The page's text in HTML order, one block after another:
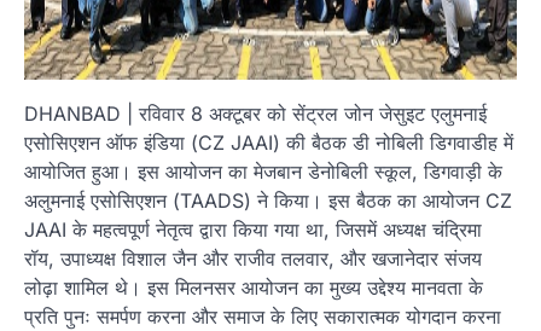
DHANBAD | रविवार 8 अक्टूबर को सेंट्रल जोन जेसुइट एलुमनाई
एसोसिएशन ऑफ इंडिया (CZ JAAI) की बैठक डी नोबिली डिगवाडीह में
आयोजित हुआ। इस आयोजन का मेजबान डेनोबिली स्कूल, डिगवाड़ी के
अलुमनाई एसोसिएशन (TAADS) ने किया। इस बैठक का आयोजन CZ
JAAI के महत्वपूर्ण नेतृत्व द्वारा किया गया था, जिसमें अध्यक्ष चंद्रिमा
रॉय, उपाध्यक्ष विशाल जैन और राजीव तलवार, और खजानेदार संजय
लोढ़ा शामिल थे। इस मिलनसर आयोजन का मुख्य उद्देश्य मानवता के
प्रति पुनः समर्पण करना और समाज के लिए सकारात्मक योगदान करना